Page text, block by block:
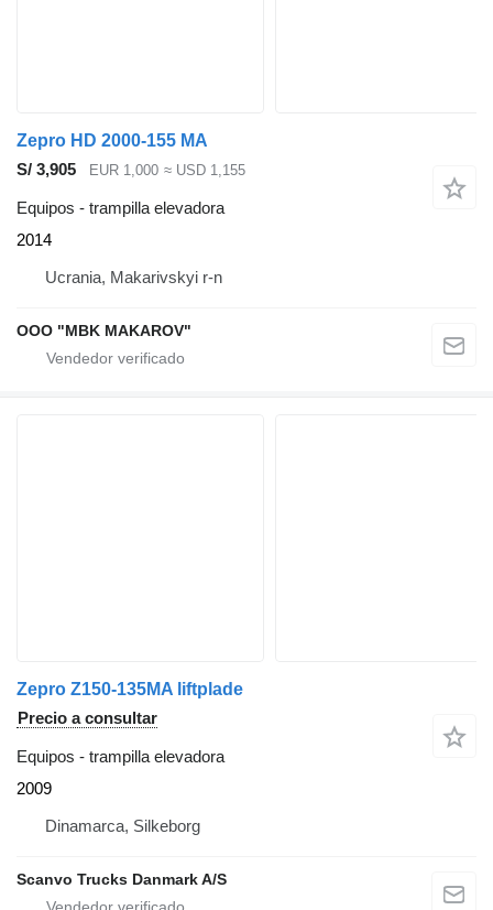
Zepro HD 2000-155 MA
S/ 3,905
EUR 1,000 ≈ USD 1,155
Equipos - trampilla elevadora
2014
Ucrania, Makarivskyi r-n
OOO "MBK MAKAROV"
Zepro Z150-135MA liftplade
Precio a consultar
Equipos - trampilla elevadora
2009
Dinamarca, Silkeborg
Scanvo Trucks Danmark A/S